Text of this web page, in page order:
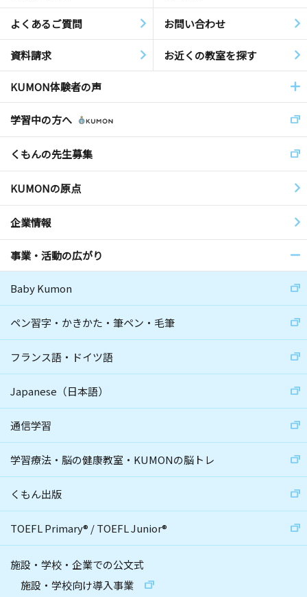
よくあるご質問 お問い合わせ
資料請求 お近くの教室を探す
KUMON体験者の声
学習中の方へ
くもんの先生募集
KUMONの原点
企業情報
事業・活動の広がり
Baby Kumon
ペン習字・かきかた・筆ペン・毛筆
フランス語・ドイツ語
Japanese（日本語）
通信学習
学習療法・脳の健康教室・KUMONの脳トレ
くもん出版
TOEFL Primary® /TOEFL Junior®
施設・学校・企業での公文式
施設・学校向け導入事業